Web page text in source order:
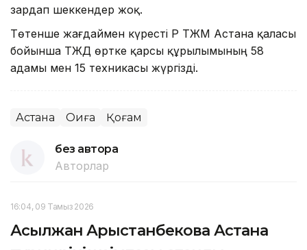
зардап шеккендер жоқ.
Төтенше жағдаймен күресті ҚР ТЖМ Астана қаласы
бойынша ТЖД өртке қарсы құрылымының 58
адамы мен 15 техникасы жүргізді.
Астана Оқиға Қоғам
без автора
Авторлар
16:04, 09 Тамыз 2026
Асылжан Арыстанбекова Астана